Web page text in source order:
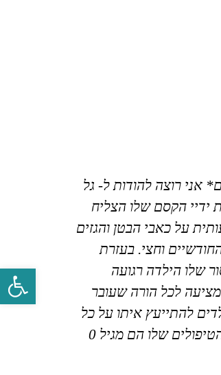
אני רוצה להודות ל- גל
ידיי הקסם שלו הצליח
על כאבי הבטן והגזים
וחצי. בעזרת
שלו הילדה רגועה
מציעה לכל הורה שעובר
להתייעץ איתו על כל
בעיה שיש, הטיפולים שלו הם מגיל 0
פתח